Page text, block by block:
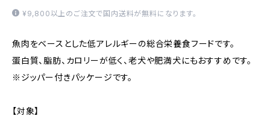
¥9,800以上のご注文で国内送料が無料になります。
魚肉をベースとした低アレルギーの総合栄養食フードです。
蛋白質、脂肪、カロリーが低く、老犬や肥満犬にもおすすめです。
※ジッパー付きパッケージです。
【対象】